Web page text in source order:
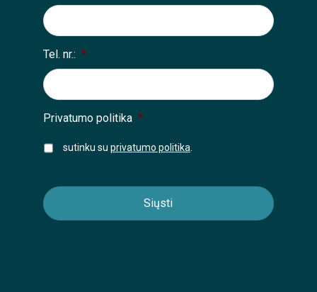
Tel. nr.: *
Privatumo politika *
sutinku su privatumo politika